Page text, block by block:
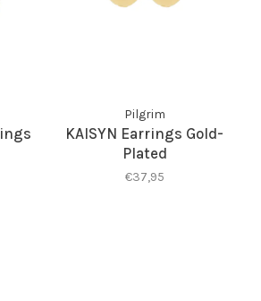
Pilgrim
KAISYN Earrings Gold-
Plated
€37,95